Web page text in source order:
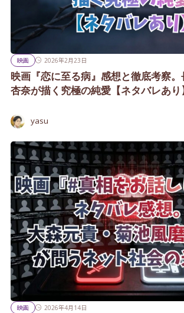
映画 2026年2月23日
映画『恋に至る病』感想と徹底考察。
杏奈が描く究極の純愛【ネタバレあり
yasu
映画 2026年4月14日